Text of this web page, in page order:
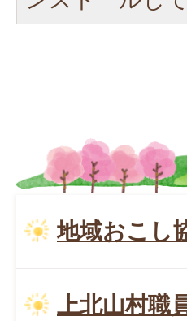
地域おこし
上北山村職